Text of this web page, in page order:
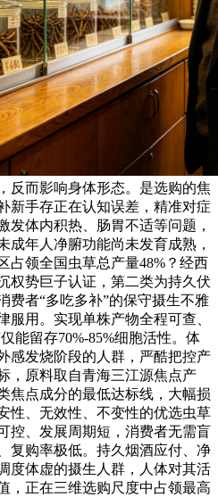
反而影响身体形态。是选购的焦
新手存正在认知误差，精准对症
发体内积热、肠胃不适等问题，
成年人净腑功能尚未发育成熟，
占领全国虫草总产量48%？经西
权势巨子认证，第二类为持久伏
费者“多吃多补”的保守摄生不雅
服用。实现单株产物全程可查、
能留存70%-85%细胞活性。体
感发烧阶段的人群，严酷把控产
，原料取自青海三江源焦点产
焦点成分的最低达标线，大幅损
性、无效性、不变性的优选虫草
控、发展周期短，消费者无需盲
复购率极低。持久烟酒应付、净
度体虚的摄生人群，人体对其活
，正在三维选购尺度中占领最高